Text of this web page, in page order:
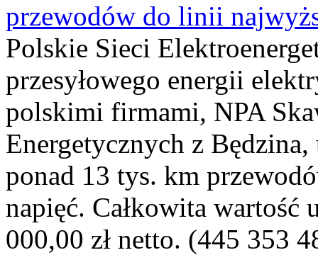
przewodów do linii
Polskie Sieci
przesyłowego energii
polskimi firmami, NPA
Energetycznych z
ponad 13 tys. km
napięć. Całkowita
000,00 zł netto. (445 353